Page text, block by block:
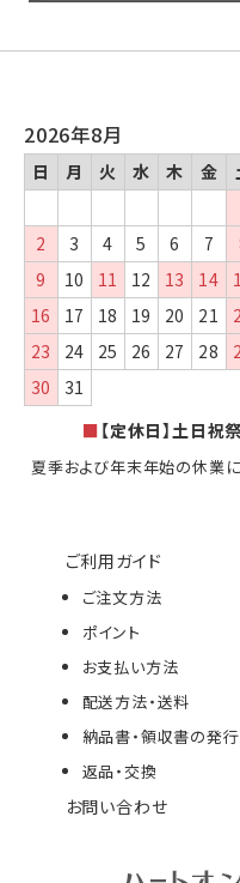
ご利用ガイド
ご注文方法
ポイント
お支払い方法
配送方法・送料
納品書・領収書の発行
返品・交換
お問い合わせ
2026年8月
日 月 火 水 木 金
2
3 4 5 6 7
9
10 11 12 13 14
16
17 18 19 20 21
23
24 25 26 27 28
30
31
■ 【定休日】土日祝
夏季および年末年始の休業